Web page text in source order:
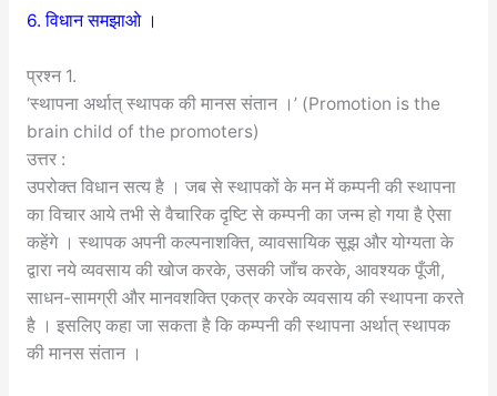
6. विधान समझाओ ।
प्रश्न 1.
‘स्थापना अर्थात् स्थापक की मानस संतान ।’ (Promotion is the
brain child of the promoters)
उत्तर :
उपरोक्त विधान सत्य है । जब से स्थापकों के मन में कम्पनी की स्थापना
का विचार आये तभी से वैचारिक दृष्टि से कम्पनी का जन्म हो गया है ऐसा
कहेंगे । स्थापक अपनी कल्पनाशक्ति, व्यावसायिक सूझ और योग्यता के
द्वारा नये व्यवसाय की खोज करके, उसकी जाँच करके, आवश्यक पूँजी,
साधन-सामग्री और मानवशक्ति एकत्र करके व्यवसाय की स्थापना करते
है । इसलिए कहा जा सकता है कि कम्पनी की स्थापना अर्थात् स्थापक
की मानस संतान ।